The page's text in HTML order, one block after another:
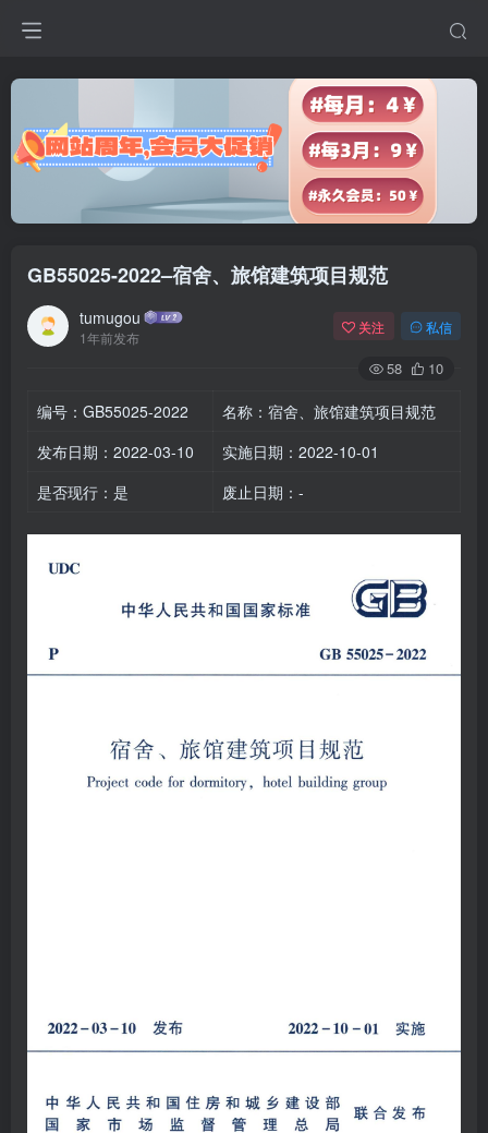
GB55025-2022–宿舍、旅馆建筑项目规范
tumugou
1年前发布
关注 私信
58 10
编号：GB55025-2022
名称：宿舍、旅馆建筑项目规范
发布日期：2022-03-10
实施日期：2022-10-01
是否现行：是
废止日期：-